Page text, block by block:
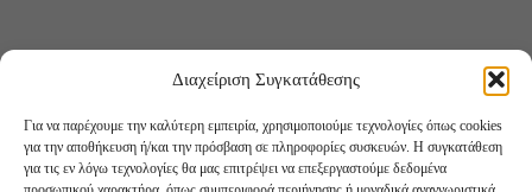
Διαχείριση Συγκατάθεσης
Για να παρέχουμε την καλύτερη εμπειρία, χρησιμοποιούμε τεχνολογίες όπως cookies
για την αποθήκευση ή/και την πρόσβαση σε πληροφορίες συσκευών. Η συγκατάθεση
για τις εν λόγω τεχνολογίες θα μας επιτρέψει να επεξεργαστούμε δεδομένα